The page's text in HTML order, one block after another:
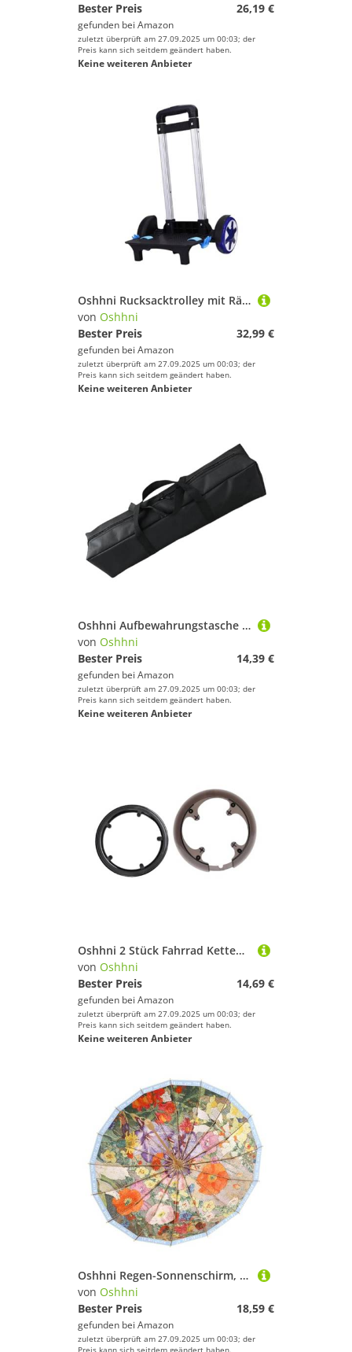
Bester Preis
26,19 €
gefunden bei Amazon
zuletzt überprüft am 27.09.2025 um 00:03; der
Preis kann sich seitdem geändert haben.
Keine weiteren Anbieter
Oshhni Rucksacktrolley mit Rädern, zusammenklappbar, leichtgängig, multifunktionaler Gepäckwagen, Handkarre für Picknick, Angeln, Blau
von Oshhni
Bester Preis
32,99 €
gefunden bei Amazon
zuletzt überprüft am 27.09.2025 um 00:03; der
Preis kann sich seitdem geändert haben.
Keine weiteren Anbieter
Oshhni Aufbewahrungstasche für Campingausrüstung, Gepäck, Handtasche, Tragetasche mit Reißverschluss für Klappstuhl, Baldachin, leicht, Mehrzweck, Sport, 100x25x25 cm
von Oshhni
Bester Preis
14,39 €
gefunden bei Amazon
zuletzt überprüft am 27.09.2025 um 00:03; der
Preis kann sich seitdem geändert haben.
Keine weiteren Anbieter
Oshhni 2 Stück Fahrrad Kettenschutz Kettenrad Schutzring Zahnkranz Abdeckung Schutzschild Aus Verschleißfestem Pp Material für Mountainbike Straßenfahrrad R
von Oshhni
Bester Preis
14,69 €
gefunden bei Amazon
zuletzt überprüft am 27.09.2025 um 00:03; der
Preis kann sich seitdem geändert haben.
Keine weiteren Anbieter
Oshhni Regen-Sonnenschirm, Leichter Mini-Regenschirm für Outdoor, Ausflüge, Strand, Style A
von Oshhni
Bester Preis
18,59 €
gefunden bei Amazon
zuletzt überprüft am 27.09.2025 um 00:03; der
Preis kann sich seitdem geändert haben.